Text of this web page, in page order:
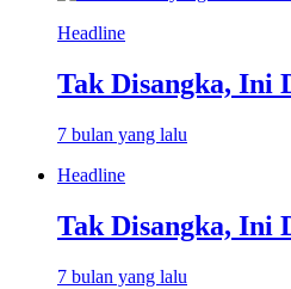
Headline
Tak Disangka, Ini
7 bulan yang lalu
Headline
Tak Disangka, Ini
7 bulan yang lalu